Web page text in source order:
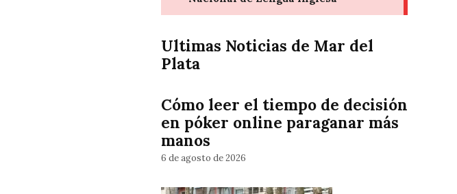
Ultimas Noticias de Mar del
Plata
Cómo leer el tiempo de decisión
en póker online paraganar más
manos
6 de agosto de 2026